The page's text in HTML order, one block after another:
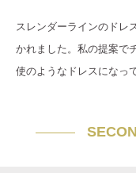
スレンダーラインのドレ
かれました。私の提案で
使のようなドレスになっ